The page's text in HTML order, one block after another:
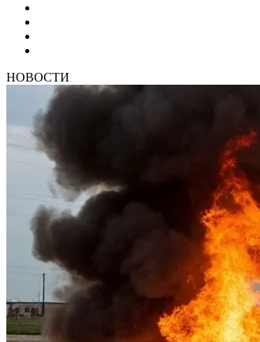
НОВОСТИ